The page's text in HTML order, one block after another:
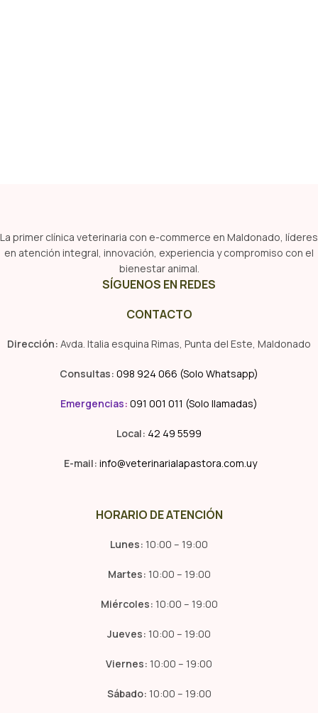
La primer clínica veterinaria con e-commerce en Maldonado, líderes
en atención integral, innovación, experiencia y compromiso con el
bienestar animal.
SÍGUENOS EN REDES
CONTACTO
Dirección: Avda. Italia esquina Rimas, Punta del Este, Maldonado
Consultas: 098 924 066 (Solo Whatsapp)
Emergencias: 091 001 011 (Solo llamadas)
Local: 42 49 5599
E-mail: info@veterinarialapastora.com.uy
HORARIO DE ATENCIÓN
Lunes: 10:00 – 19:00
Martes: 10:00 – 19:00
Miércoles: 10:00 – 19:00
Jueves: 10:00 – 19:00
Viernes: 10:00 – 19:00
Sábado: 10:00 – 19:00